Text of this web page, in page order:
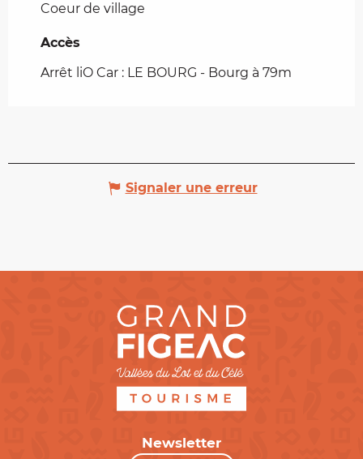
Coeur de village
Accès
Accès
Arrêt liO Car : LE BOURG - Bourg à 79m
Signaler une erreur
Newsletter